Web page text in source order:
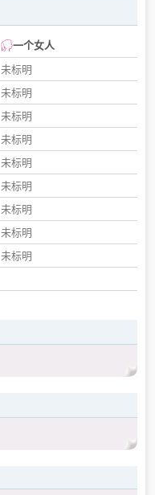
一个女人
未标明
未标明
未标明
未标明
未标明
未标明
未标明
未标明
未标明